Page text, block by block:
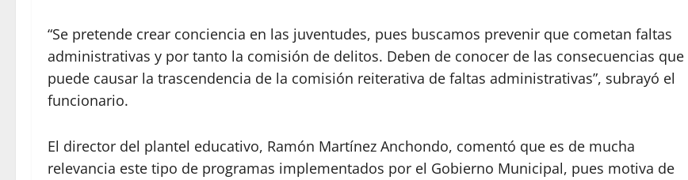
“Se pretende crear conciencia en las juventudes, pues buscamos prevenir que cometan faltas
administrativas y por tanto la comisión de delitos. Deben de conocer de las consecuencias que
puede causar la trascendencia de la comisión reiterativa de faltas administrativas”, subrayó el
funcionario.
El director del plantel educativo, Ramón Martínez Anchondo, comentó que es de mucha
relevancia este tipo de programas implementados por el Gobierno Municipal, pues motiva de